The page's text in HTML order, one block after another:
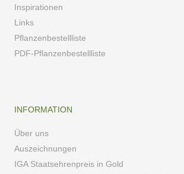
Inspirationen
Links
Pflanzenbestellliste
PDF-Pflanzenbestellliste
INFORMATION
Über uns
Auszeichnungen
IGA Staatsehrenpreis in Gold